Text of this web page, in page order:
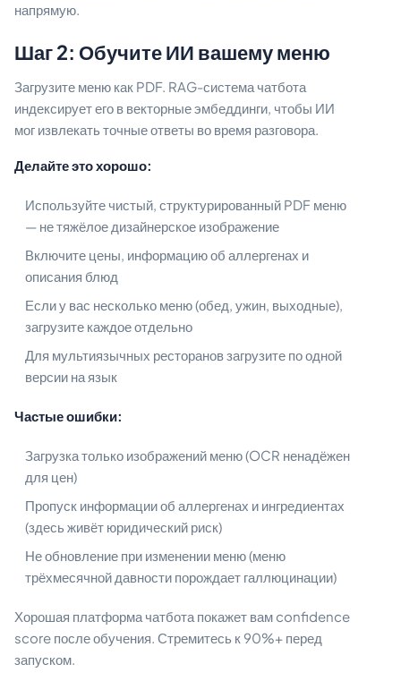
напрямую.
Шаг 2: Обучите ИИ вашему меню
Загрузите меню как PDF. RAG-система чатбота
индексирует его в векторные эмбеддинги, чтобы ИИ
мог извлекать точные ответы во время разговора.
Делайте это хорошо:
Используйте чистый, структурированный PDF меню
— не тяжёлое дизайнерское изображение
Включите цены, информацию об аллергенах и
описания блюд
Если у вас несколько меню (обед, ужин, выходные),
загрузите каждое отдельно
Для мультиязычных ресторанов загрузите по одной
версии на язык
Частые ошибки:
Загрузка только изображений меню (OCR ненадёжен
для цен)
Пропуск информации об аллергенах и ингредиентах
(здесь живёт юридический риск)
Не обновление при изменении меню (меню
трёхмесячной давности порождает галлюцинации)
Хорошая платформа чатбота покажет вам confidence
score после обучения. Стремитесь к 90%+ перед
запуском.